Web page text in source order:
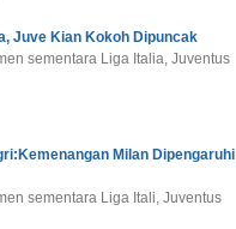
Juve Kian Kokoh Dipuncak
sementara Liga Italia, Juventus
Milan Dipengaruhi
sementara Liga Itali, Juventus